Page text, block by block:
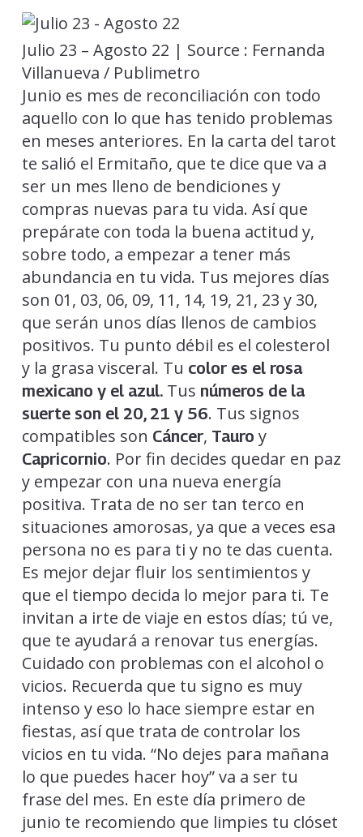
Julio 23 – Agosto 22 | Source : Fernanda
Villanueva / Publimetro
Junio es mes de reconciliación con todo
aquello con lo que has tenido problemas
en meses anteriores. En la carta del tarot
te salió el Ermitaño, que te dice que va a
ser un mes lleno de bendiciones y
compras nuevas para tu vida. Así que
prepárate con toda la buena actitud y,
sobre todo, a empezar a tener más
abundancia en tu vida. Tus mejores días
son 01, 03, 06, 09, 11, 14, 19, 21, 23 y 30,
que serán unos días llenos de cambios
positivos. Tu punto débil es el colesterol
y la grasa visceral. Tu color es el rosa
mexicano y el azul.Tus números de la
suerte son el 20, 21 y 56. Tus signos
compatibles son Cáncer, Tauro y
Capricornio. Por fin decides quedar en paz
y empezar con una nueva energía
positiva. Trata de no ser tan terco en
situaciones amorosas, ya que a veces esa
persona no es para ti y no te das cuenta.
Es mejor dejar fluir los sentimientos y
que el tiempo decida lo mejor para ti. Te
invitan a irte de viaje en estos días; tú ve,
que te ayudará a renovar tus energías.
Cuidado con problemas con el alcohol o
vicios. Recuerda que tu signo es muy
intenso y eso lo hace siempre estar en
fiestas, así que trata de controlar los
vicios en tu vida. “No dejes para mañana
lo que puedes hacer hoy” va a ser tu
frase del mes. En este día primero de
junio te recomiendo que limpies tu clóset